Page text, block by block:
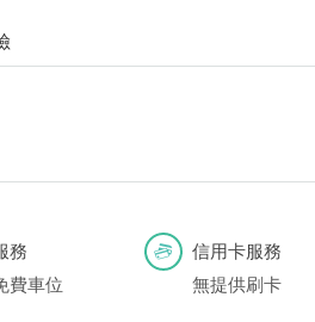
務
費車位
信用卡服務
無提供刷卡